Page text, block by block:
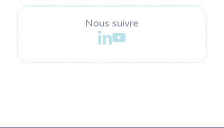
Nous suivre